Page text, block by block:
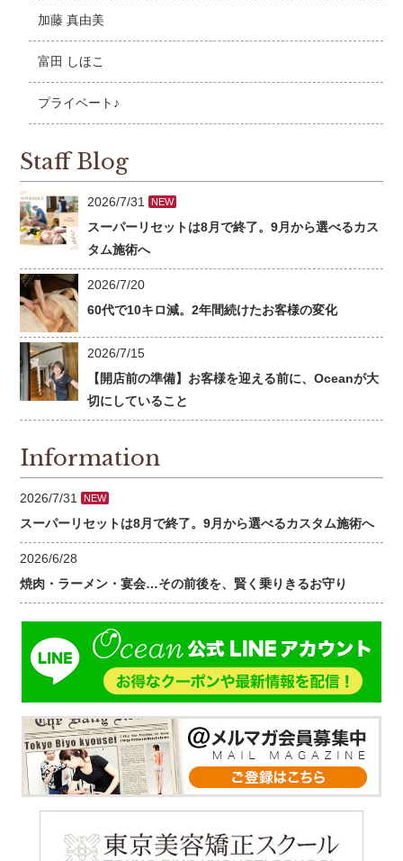
加藤 真由美
富田 しほこ
プライベート♪
Staff Blog
2026/7/31 NEW
スーパーリセットは8月で終了。9月から選べるカス
タム施術へ
2026/7/20
60代で10キロ減。2年間続けたお客様の変化
2026/7/15
【開店前の準備】お客様を迎える前に、Oceanが大
切にしていること
Information
2026/7/31 NEW
スーパーリセットは8月で終了。9月から選べるカスタム施術へ
2026/6/28
焼肉・ラーメン・宴会…その前後を、賢く乗りきるお守り